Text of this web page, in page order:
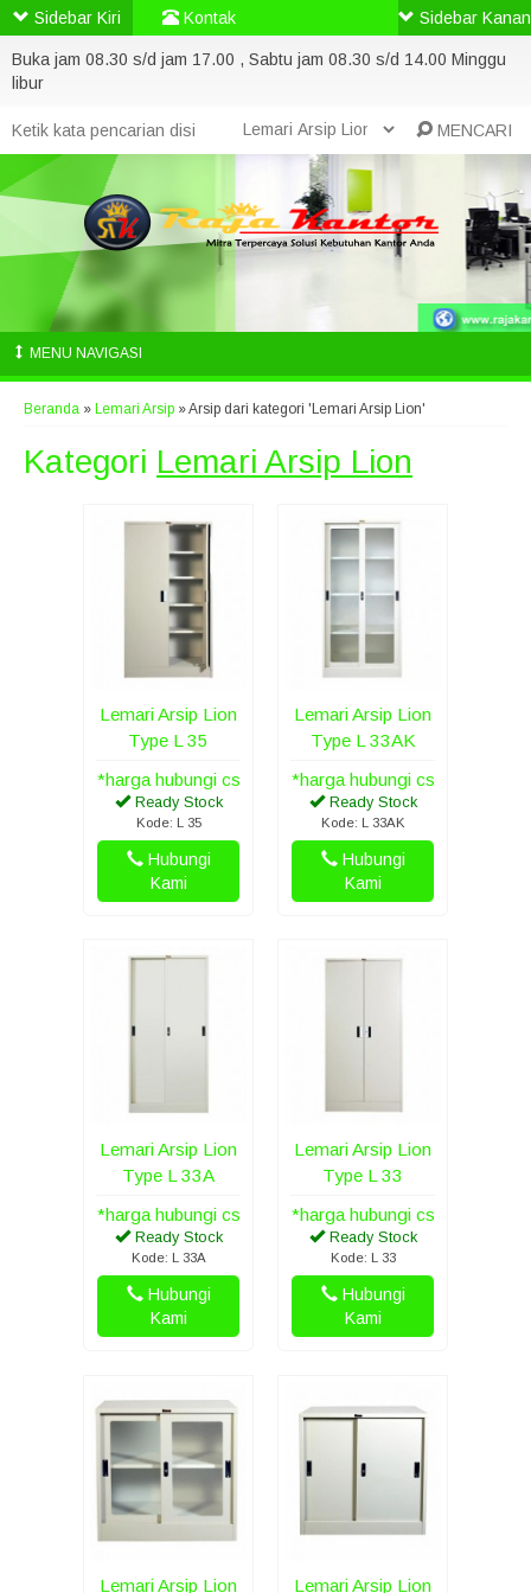
Buka jam 08.30 s/d jam 17.00 , Sabtu jam 08.30 s/d 14.00 Minggu
libur
MENCARI
MENU NAVIGASI
Beranda » Lemari Arsip »Arsip dari kategori 'Lemari Arsip Lion'
Kategori Lemari Arsip Lion
Lemari Arsip Lion
Type L 35
*harga hubungi cs
Ready Stock
Kode: L 35
Hubungi
Kami
Lemari Arsip Lion
Type L 33AK
*harga hubungi cs
Ready Stock
Kode: L 33AK
Hubungi
Kami
Lemari Arsip Lion
Type L 33A
*harga hubungi cs
Ready Stock
Kode: L 33A
Hubungi
Kami
Lemari Arsip Lion
Type L 33
*harga hubungi cs
Ready Stock
Kode: L 33
Hubungi
Kami
Lemari Arsip Lion Lemari Arsip Lion
Sidebar Kiri Kontak Sidebar Kanan